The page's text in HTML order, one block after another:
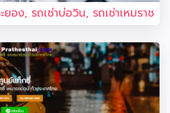
ยอง, รถเช่าบ่อวิน, รถเช่าเหมราช